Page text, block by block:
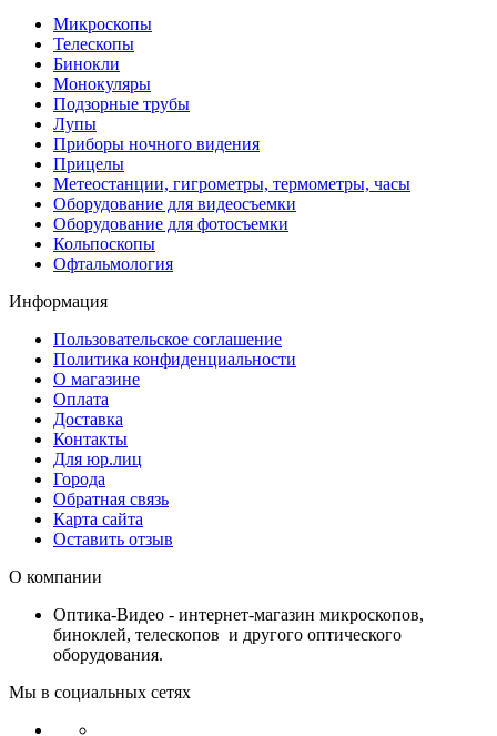
Микроскопы
Телескопы
Бинокли
Монокуляры
Подзорные трубы
Лупы
Приборы ночного видения
Прицелы
Метеостанции, гигрометры, термометры, часы
Оборудование для видеосъемки
Оборудование для фотосъемки
Кольпоскопы
Офтальмология
Информация
Пользовательское соглашение
Политика конфиденциальности
О магазине
Оплата
Доставка
Контакты
Для юр.лиц
Города
Обратная связь
Карта сайта
Оставить отзыв
О компании
Оптика-Видео - интернет-магазин микроскопов,
биноклей, телескопов и другого оптического
оборудования.
Мы в социальных сетях